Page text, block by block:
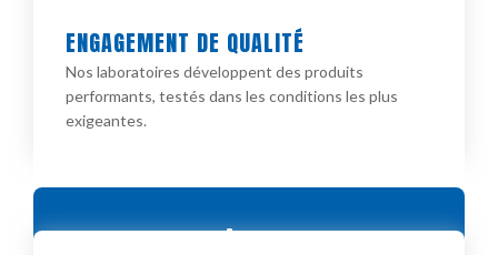
Une présence internationale, mais un service de
proximité, grâce à un réseau de distributeurs et
partenaires à travers toute la France​
ENGAGEMENT DE QUALITÉ ​
Nos laboratoires développent des produits
performants, testés dans les conditions les plus
exigeantes.